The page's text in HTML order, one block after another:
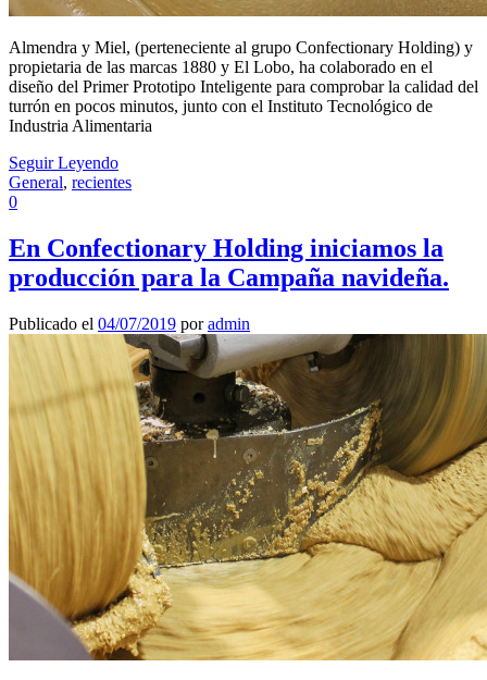
Almendra y Miel, (perteneciente al grupo Confectionary Holding) y
propietaria de las marcas 1880 y El Lobo, ha colaborado en el
diseño del Primer Prototipo Inteligente para comprobar la calidad del
turrón en pocos minutos, junto con el Instituto Tecnológico de
Industria Alimentaria
Seguir Leyendo
General, recientes
0
En Confectionary Holding iniciamos la
producción para la Campaña navideña.
Publicado el 04/07/2019 poradmin